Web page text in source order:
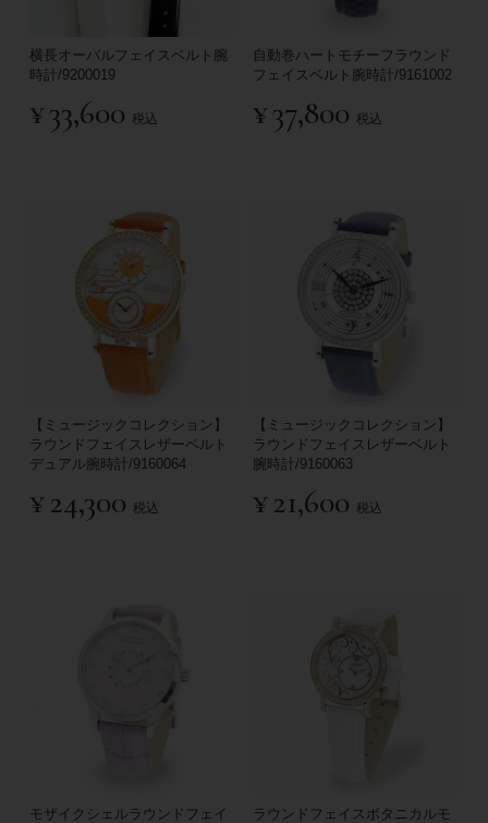
横長オーバルフェイスベルト腕
時計/9200019
¥33,600 税込
自動巻ハートモチーフラウンド
フェイスベルト腕時計/9161002
¥37,800 税込
【ミュージックコレクション】
ラウンドフェイスレザーベルト
デュアル腕時計/9160064
¥24,300 税込
【ミュージックコレクション】
ラウンドフェイスレザーベルト
腕時計/9160063
¥21,600 税込
モザイクシェルラウンドフェイ
ラウンドフェイスボタニカルモ